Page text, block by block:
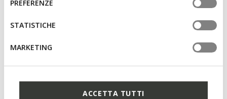
tue impostazioni, visita la nostra
PREFERENZE
STATISTICHE
MARKETING
ACCETTA TUTTI
Technologies
You may also like